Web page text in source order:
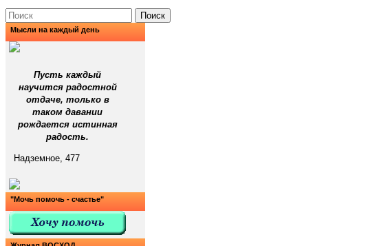
Поиск
Мысли на каждый день
Пусть каждый
научится радостной
отдаче, только в
таком давании
рождается истинная
радость.
Надземное, 477
"Мочь помочь - счастье"